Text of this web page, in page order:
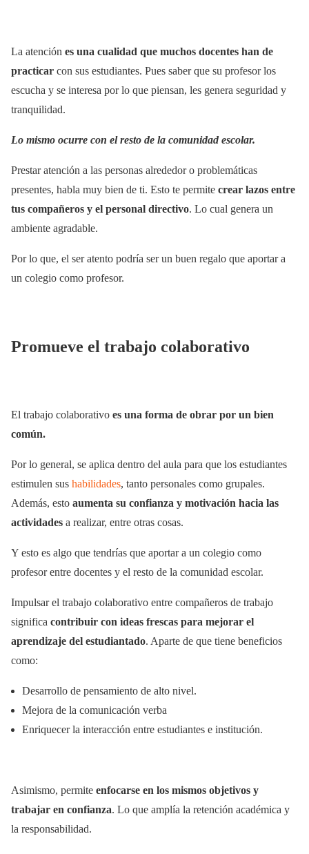
La atención es una cualidad que muchos docentes han de
practicar con sus estudiantes. Pues saber que su profesor los
escucha y se interesa por lo que piensan, les genera seguridad y
tranquilidad.
Lo mismo ocurre con el resto de la comunidad escolar.
Prestar atención a las personas alrededor o problemáticas
presentes, habla muy bien de ti. Esto te permite crear lazos entre
tus compañeros y el personal directivo. Lo cual genera un
ambiente agradable.
Por lo que, el ser atento podría ser un buen regalo que aportar a
un colegio como profesor.
Promueve el trabajo colaborativo
El trabajo colaborativo es una forma de obrar por un bien
común.
Por lo general, se aplica dentro del aula para que los estudiantes
estimulen sus habilidades, tanto personales como grupales.
Además, esto aumenta su confianza y motivación hacia las
actividades a realizar, entre otras cosas.
Y esto es algo que tendrías que aportar a un colegio como
profesor entre docentes y el resto de la comunidad escolar.
Impulsar el trabajo colaborativo entre compañeros de trabajo
significa contribuir con ideas frescas para mejorar el
aprendizaje del estudiantado. Aparte de que tiene beneficios
como:
Desarrollo de pensamiento de alto nivel.
Mejora de la comunicación verba
Enriquecer la interacción entre estudiantes e institución.
Asimismo, permite enfocarse en los mismos objetivos y
trabajar en confianza. Lo que amplía la retención académica y
la responsabilidad.